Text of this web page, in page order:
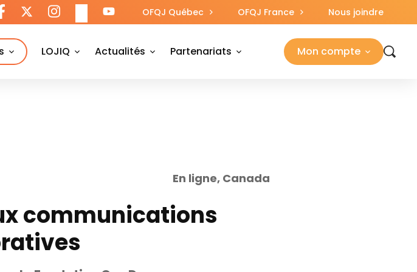
OFQJ Québec OFQJ France Nous joindre
LOJIQ Actualités Partenariats Mon compte
En ligne, Canada
communications